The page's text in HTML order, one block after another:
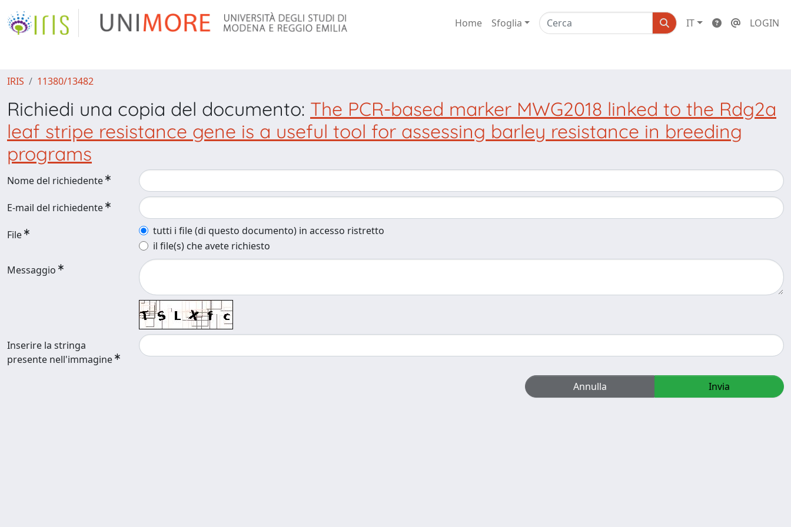
Home Sfoglia IT LOGIN
IRIS 11380/13482
Richiedi una copia del documento: The PCR-based marker MWG2018 linked to the Rdg2a
leaf stripe resistance gene is a useful tool for assessing barley resistance in breeding
programs
Nome del richiedente
E-mail del richiedente
File
tutti i file (di questo documento) in accesso ristretto
il file(s) che avete richiesto
Messaggio
Inserire la stringa
presente nell'immagine
Annulla Invia